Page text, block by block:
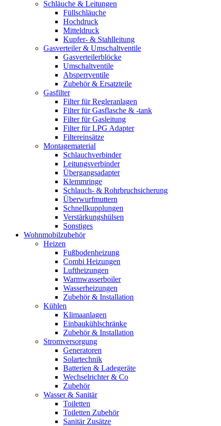
Schläuche & Leitungen
Füllschläuche
Hochdruck
Mitteldruck
Kupfer- & Stahlleitung
Gasverteiler & Umschaltventile
Gasverteilerblöcke
Umschaltventile
Absperrventile
Zubehör & Ersatzteile
Gasfilter
Filter für Regleranlagen
Filter für Gasflasche & -tank
Filter für Gasleitung
Filter für LPG Adapter
Filtereinsätze
Montagematerial
Schlauchverbinder
Leitungsverbinder
Übergangsadapter
Klemmringe
Schlauch- & Rohrbruchsicherung
Überwurfmuttern
Schnellkupplungen
Verstärkungshülsen
Sonstiges
Wohnmobilzubehör
Heizen
Fußbodenheizung
Combi Heizungen
Luftheizungen
Warmwasserboiler
Wasserheizungen
Zubehör & Installation
Kühlen
Klimaanlagen
Einbaukühlschränke
Zubehör & Installation
Stromversorgung
Generatoren
Solartechnik
Batterien & Ladegeräte
Wechselrichter & Co
Zubehör
Wasser & Sanitär
Toiletten
Toiletten Zubehör
Sanitär Zusätze